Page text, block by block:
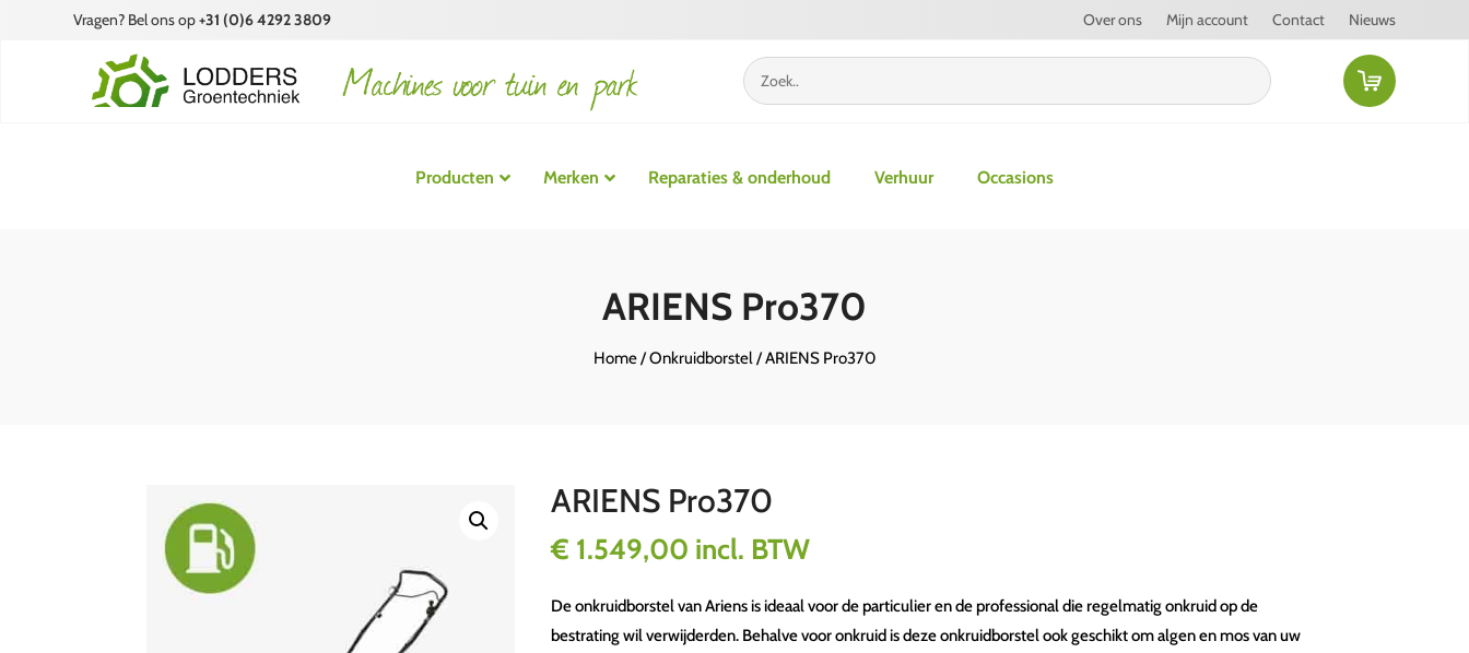
Vragen? Bel ons op+31 (0)6 4292 3809 Over ons Mijn account Contact Nieuws
Producten
Benzine grasmaaiers
Elektrische grasmaaiers
Bosmaaiers
Multitool
Merken Reparaties & onderhoud Verhuur Occasions
ARIENS Pro370
Home/Onkruidborstel/ ARIENS Pro370
ARIENS Pro370
€ 1.549,00 incl. BTW
De onkruidborstel van Ariens is ideaal voor de particulier en de professional die regelmatig onkruid op de
bestrating wil verwijderden. Behalve voor onkruid is deze onkruidborstel ook geschikt om algen en mos van uw